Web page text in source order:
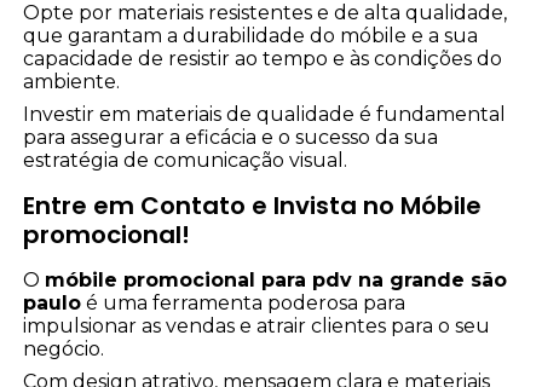
Opte por materiais resistentes e de alta qualidade,
que garantam a durabilidade do móbile e a sua
capacidade de resistir ao tempo e às condições do
ambiente.
Investir em materiais de qualidade é fundamental
para assegurar a eficácia e o sucesso da sua
estratégia de comunicação visual.
Entre em Contato e Invista no Móbile
promocional!
O móbile promocional para pdv na grande são
paulo é uma ferramenta poderosa para
impulsionar as vendas e atrair clientes para o seu
negócio.
Com design atrativo, mensagem clara e materiais